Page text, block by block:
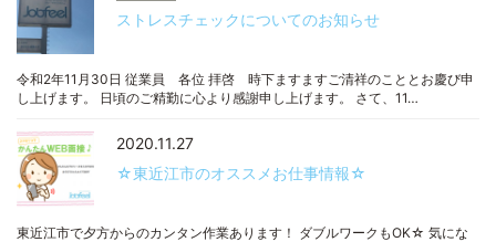
ストレスチェックについてのお知らせ
令和2年11月30日 従業員 各位 拝啓 時下ますますご清祥のこととお慶び申
し上げます。 日頃のご精勤に心より感謝申し上げます。 さて、11…
2020.11.27
☆東近江市のオススメお仕事情報☆
東近江市で夕方からのカンタン作業あります！ ダブルワークもOK☆ 気にな